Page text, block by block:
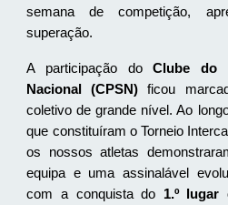
semana de competição,
superação.
A participação doClube do
Nacional (CPSN) ficou
coletivo de grande nível. Ao
que constituíram o Torneio
os nossos atletas
equipa e uma assinalável
com a conquista do 1.º lugar